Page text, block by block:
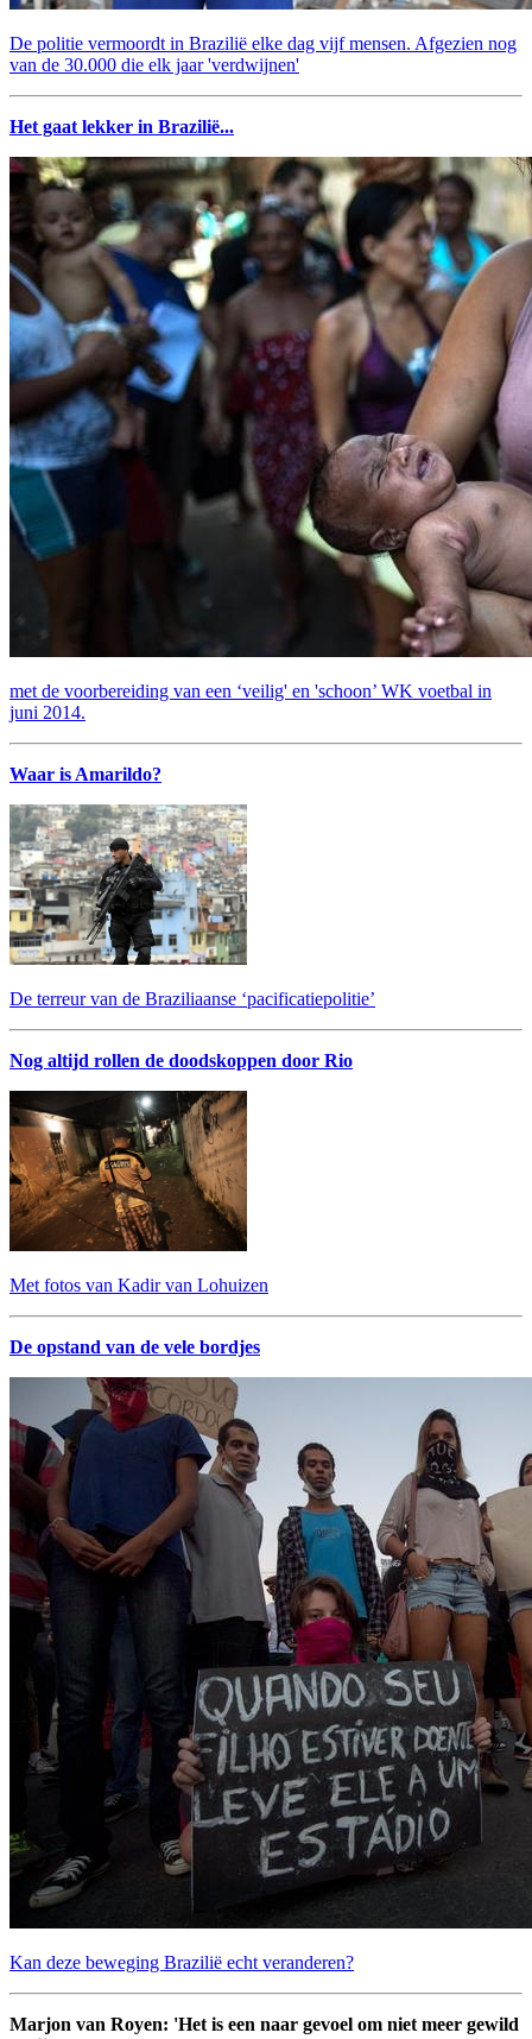
De politie vermoordt in Brazilië elke dag vijf mensen. Afgezien nog
van de 30.000 die elk jaar 'verdwijnen'
Het gaat lekker in Brazilië...
met de voorbereiding van een ‘veilig' en 'schoon’ WK voetbal in
juni 2014.
Waar is Amarildo?
De terreur van de Braziliaanse ‘pacificatiepolitie’
Nog altijd rollen de doodskoppen door Rio
Met fotos van Kadir van Lohuizen
De opstand van de vele bordjes
Kan deze beweging Brazilië echt veranderen?
Marjon van Royen: 'Het is een naar gevoel om niet meer gewild